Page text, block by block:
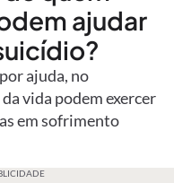
ajudar
ajuda, no
vida podem exercer
em sofrimento